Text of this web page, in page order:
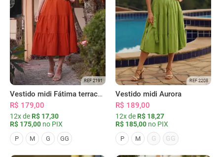
REF 2191
Vestido midi Fátima terracota
R$ 179,00
12x de R$ 17,30
R$ 175,00 no PIX
P M G GG
REF 2208
Vestido midi Aurora
R$ 189,00
12x de R$ 18,27
R$ 185,00 no PIX
P M G GG